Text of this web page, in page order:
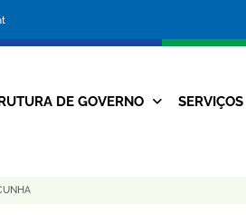
da
Prefeitura
Navegação
DE GOVERNO SERVIÇOS